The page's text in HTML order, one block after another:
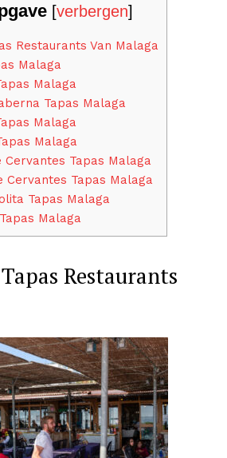
[verbergen]
Restaurants Van Malaga
Malaga
Malaga
Tapas Malaga
Malaga
Malaga
Cervantes Tapas Malaga
Cervantes Tapas Malaga
Tapas Malaga
Malaga
Restaurants